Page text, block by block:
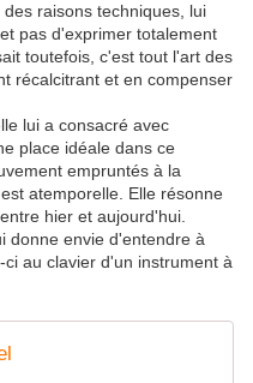
raisons techniques, lui
pas d'exprimer totalement
toutefois, c'est tout l'art des
récalcitrant et en compenser
lui a consacré avec
place idéale dans ce
empruntés à la
atemporelle. Elle résonne
hier et aujourd'hui.
donne envie d'entendre à
au clavier d'un instrument à